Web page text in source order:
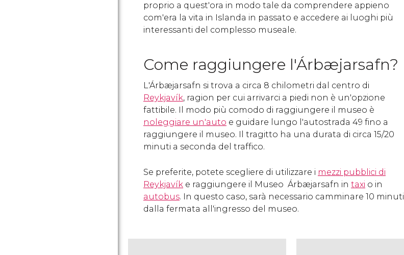
proprio a quest'ora in modo tale da comprendere appieno
com'era la vita in Islanda in passato e accedere ai luoghi più
interessanti del complesso museale.
Come raggiungere l'Árbæjarsafn?
L'Árbæjarsafn si trova a circa 8 chilometri dal centro di
Reykjavík, ragion per cui arrivarci a piedi non è un'opzione
fattibile. Il modo più comodo di raggiungere il museo è
noleggiare un'auto e guidare lungo l'autostrada 49 fino a
raggiungere il museo. Il tragitto ha una durata di circa 15/20
minuti a seconda del traffico.
Se preferite, potete scegliere di utilizzare i mezzi pubblici di
Reykjavík e raggiungere il Museo Árbæjarsafn in taxi o in
autobus. In questo caso, sarà necessario camminare 10 minuti
dalla fermata all'ingresso del museo.